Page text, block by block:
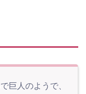
巨人のようで、